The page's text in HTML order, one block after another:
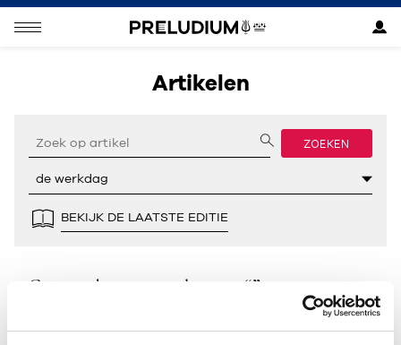
Artikelen
ZOEKEN
BEKIJK DE LAATSTE EDITIE
Geen resultaten gevonden voor “”.